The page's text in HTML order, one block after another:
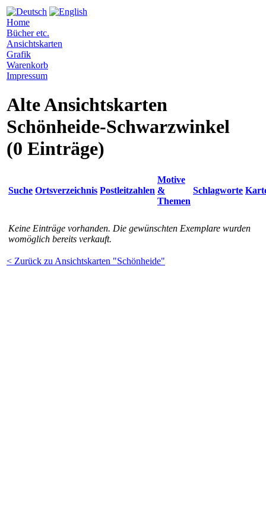
Home
Bücher etc.
Ansichtskarten
Grafik
Warenkorb
Impressum
Alte Ansichtskarten
Schönheide-Schwarzwinkel
(0 Einträge)
Suche Ortsverzeichnis Postleitzahlen
Motive
&
Themen
Schlagworte
Keine Einträge vorhanden. Die gewünschten Exemplare wurden
womöglich bereits verkauft.
< Zurück zu Ansichtskarten "Schönheide"